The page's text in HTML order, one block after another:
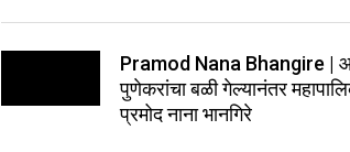
Pramod Nana Bhangire |
पुणेकरांचा बळी गेल्यानंतर
प्रमोद नाना भानगिरे